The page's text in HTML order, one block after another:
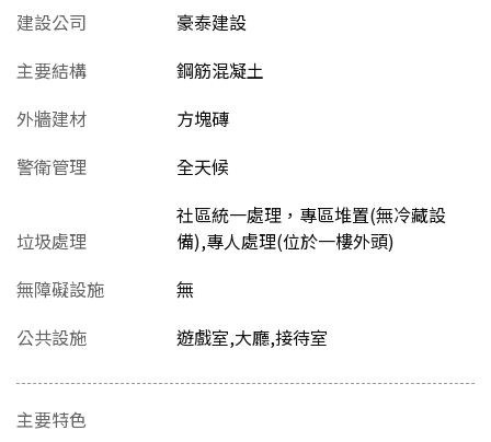
建設公司
豪泰建設
主要結構
鋼筋混凝土
外牆建材
方塊磚
警衛管理
全天候
垃圾處理
社區統一處理，專區堆置(無冷藏設
備),專人處理(位於一樓外頭)
無障礙設施
無
公共設施
遊戲室,大廳,接待室
主要特色